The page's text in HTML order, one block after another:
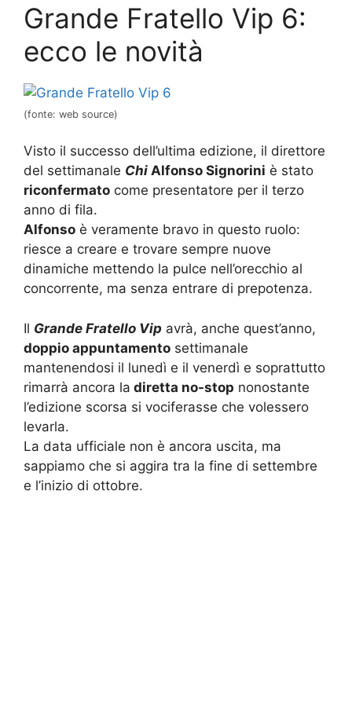
Grande Fratello Vip 6:
ecco le novità
(fonte: web source)
Visto il successo dell’ultima edizione, il direttore
del settimanale Chi Alfonso Signorini è stato
riconfermato come presentatore per il terzo
anno di fila.
Alfonso è veramente bravo in questo ruolo:
riesce a creare e trovare sempre nuove
dinamiche mettendo la pulce nell’orecchio al
concorrente, ma senza entrare di prepotenza.
Il Grande Fratello Vip avrà, anche quest’anno,
doppio appuntamento settimanale
mantenendosi il lunedì e il venerdì e soprattutto
rimarrà ancora la diretta no-stop nonostante
l’edizione scorsa si vociferasse che volessero
levarla.
La data ufficiale non è ancora uscita, ma
sappiamo che si aggira tra la fine di settembre
e l’inizio di ottobre.